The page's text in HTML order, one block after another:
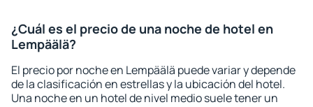
¿Cuál es el precio de una noche de hotel en
Lempäälä?
El precio por noche en Lempäälä puede variar y depende
de la clasificación en estrellas y la ubicación del hotel.
Una noche en un hotel de nivel medio suele tener un